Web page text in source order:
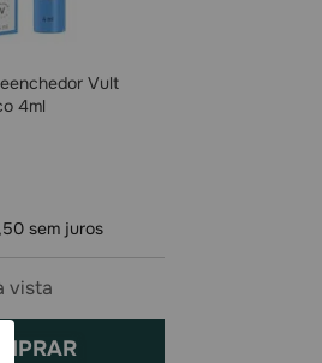
Vult
4ml
,50 sem juros
vista